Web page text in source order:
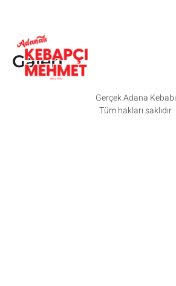
Galeri
Gerçek Adana Kebabı
Tüm hakları saklıdır